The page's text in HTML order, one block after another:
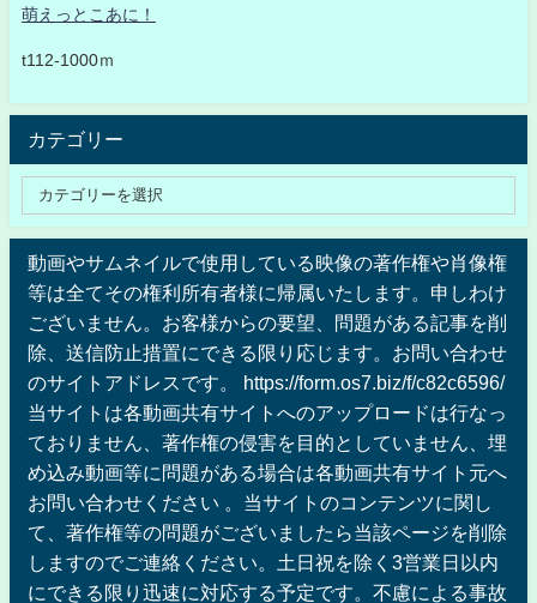
萌えっとこあに！
t112-1000ｍ
カテゴリー
動画やサムネイルで使用している映像の著作権や肖像権
等は全てその権利所有者様に帰属いたします。申しわけ
ございません。お客様からの要望、問題がある記事を削
除、送信防止措置にできる限り応じます。お問い合わせ
のサイトアドレスです。 https://form.os7.biz/f/c82c6596/
当サイトは各動画共有サイトへのアップロードは行なっ
ておりません、著作権の侵害を目的としていません、埋
め込み動画等に問題がある場合は各動画共有サイト元へ
お問い合わせください 。当サイトのコンテンツに関し
て、著作権等の問題がございましたら当該ページを削除
しますのでご連絡ください。土日祝を除く3営業日以内
にできる限り迅速に対応する予定です。不慮による事故